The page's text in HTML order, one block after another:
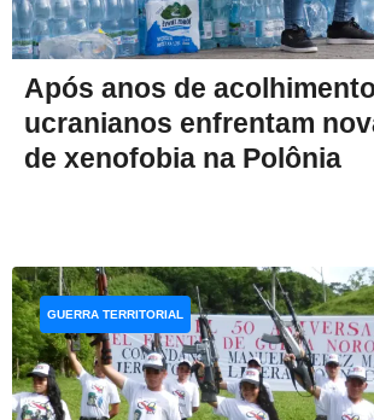
Após anos de
ucranianos enfrentam
de xenofobia na Polônia
GUERRA TERRITORIAL